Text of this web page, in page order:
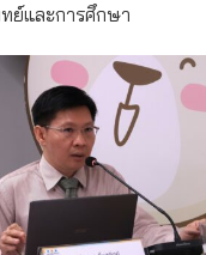
ย์และการศึกษา